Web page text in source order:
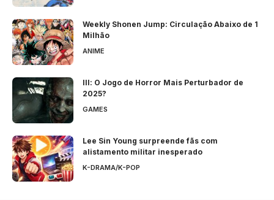
Weekly Shonen Jump: Circulação Abaixo de 1
Milhão
ANIME
Ill: O Jogo de Horror Mais Perturbador de
2025?
GAMES
Lee Sin Young surpreende fãs com
alistamento militar inesperado
K-DRAMA/K-POP